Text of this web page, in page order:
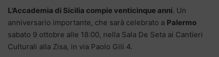
L’Accademia di Sicilia compie venticinque anni. Un
anniversario importante, che sarà celebrato a Palermo
sabato 9 ottobre alle 18:00, nella Sala De Seta ai Cantieri
Culturali alla Zisa, in via Paolo Gili 4.